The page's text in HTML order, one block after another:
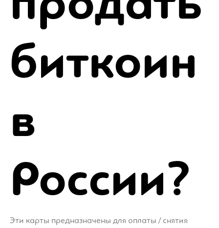
биткоин
в
России?
Эти карты предназначены для оплаты / снятия